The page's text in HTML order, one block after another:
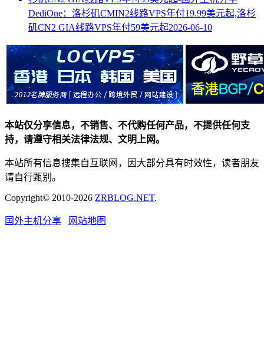
DediOne：洛杉矶CMIN2线路VPS年付19.99美元起,洛杉
矶CN2 GIA线路VPS年付59美元起2026-06-10
本站仅分享信息，不销售、不代购任何产品，不提供任何支
持，请遵守相关法律法规、文明上网。
本站所有信息搜集自互联网，因大部分具有时效性，读者朋友
请自行甄别。
Copyright© 2010-2026 ZRBLOG.NET.
国外主机分享 网站地图